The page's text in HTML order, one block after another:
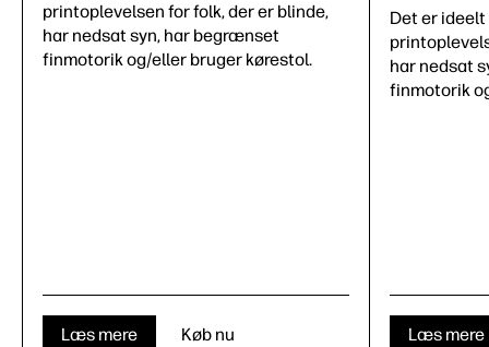
printoplevelsen for folk, der er blinde,
har nedsat syn, har begrænset
finmotorik og/eller bruger kørestol.
Læs mere Køb nu
Det er
har nedsat
finmotorik
Læs mere